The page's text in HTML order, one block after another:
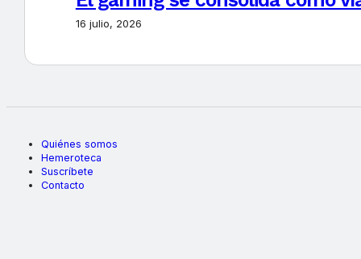
16 julio, 2026
Quiénes somos
Hemeroteca
Suscríbete
Contacto